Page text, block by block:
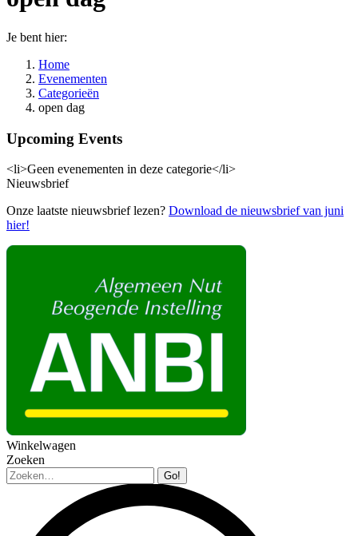
Je bent hier:
Home
Evenementen
Categorieën
open dag
Upcoming Events
<li>Geen evenementen in deze categorie</li>
Nieuwsbrief
Onze laatste nieuwsbrief lezen? Download de nieuwsbrief van juni
hier!
Winkelwagen
Zoeken
Zoeken: